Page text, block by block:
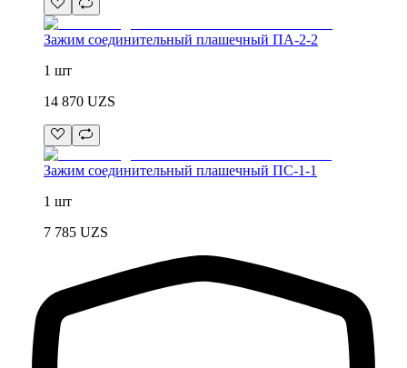
Зажим соединительный плашечный ПА-2-2
1 шт
14 870 UZS
Зажим соединительный плашечный ПС-1-1
1 шт
7 785 UZS